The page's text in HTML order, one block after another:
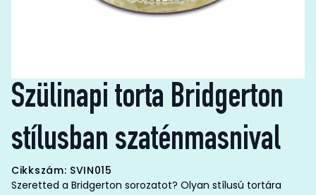
Szülinapi torta Bridgerton
stílusban szaténmasnival
Cikkszám: SVIN015
Szeretted a Bridgerton sorozatot? Olyan stílusú tortára